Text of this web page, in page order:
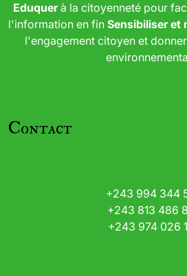
Eduquerà la citoyenneté pour
l'information en fin Sensibiliser et
l'engagement citoyen et
Contact
+243 994 344
+243 813 486
+243 974 026